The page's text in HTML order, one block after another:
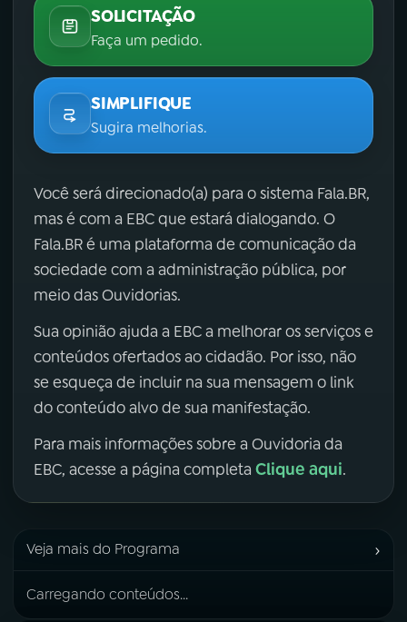
SOLICITAÇÃO
Faça um pedido.
SIMPLIFIQUE
Sugira melhorias.
Você será direcionado(a) para o sistema Fala.BR,
mas é com a EBC que estará dialogando. O
Fala.BR é uma plataforma de comunicação da
sociedade com a administração pública, por
meio das Ouvidorias.
Sua opinião ajuda a EBC a melhorar os serviços e
conteúdos ofertados ao cidadão. Por isso, não
se esqueça de incluir na sua mensagem o link
do conteúdo alvo de sua manifestação.
Para mais informações sobre a Ouvidoria da
EBC, acesse a página completa Clique aqui.
Veja mais do Programa ›
Carregando conteúdos...